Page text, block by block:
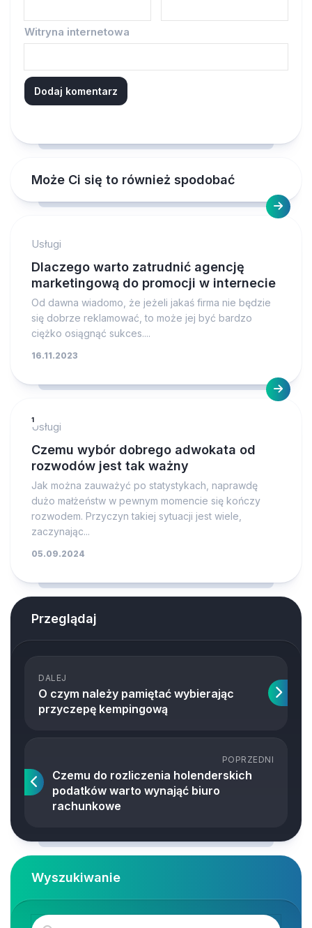
Witryna internetowa
Może Ci się to również spodobać
Usługi
Dlaczego warto zatrudnić agencję
marketingową do promocji w internecie
Od dawna wiadomo, że jeżeli jakaś firma nie będzie
się dobrze reklamować, to może jej być bardzo
ciężko osiągnąć sukces....
16.11.2023
1
Usługi
Czemu wybór dobrego adwokata od
rozwodów jest tak ważny
Jak można zauważyć po statystykach, naprawdę
dużo małżeństw w pewnym momencie się kończy
rozwodem. Przyczyn takiej sytuacji jest wiele,
zaczynając...
05.09.2024
Przeglądaj
DALEJ
O czym należy pamiętać wybierając
przyczepę kempingową
POPRZEDNI
Czemu do rozliczenia holenderskich
podatków warto wynająć biuro
rachunkowe
Wyszukiwanie